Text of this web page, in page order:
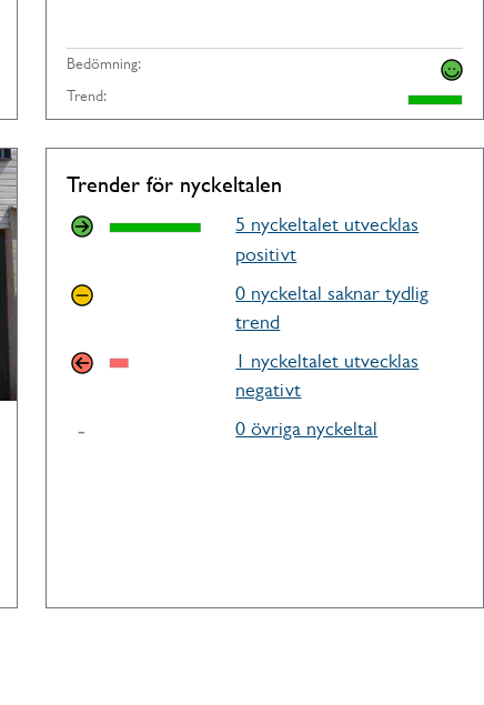
Bedömning:
Trend:
Trender för nyckeltalen
5 nyckeltalet utvecklas
positivt
0 nyckeltal saknar tydlig
trend
1 nyckeltalet utvecklas
negativt
0 övriga nyckeltal